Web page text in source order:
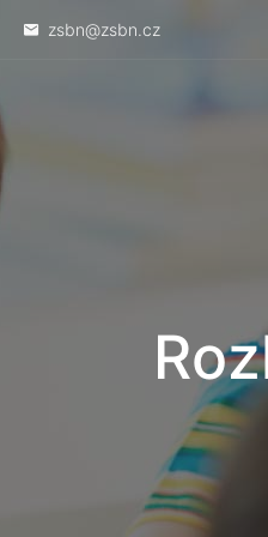
zsbn@zsbn.cz